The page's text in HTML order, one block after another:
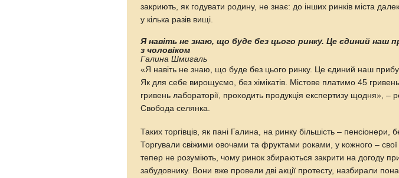
закриють, як годувати родину, не знає: до інших ринків міста
у кілька разів вищі.
Я навіть не знаю, що буде без цього ринку. Це єдиний наш
з чоловіком
Галина Шмигаль
«Я навіть не знаю, що буде без цього ринку. Це єдиний наш
Як для себе вирощуємо, без хімікатів. Містове платимо 45 гривень
гривень лабораторії, проходить продукція експертизу щодня», –
Свобода селянка.
Таких торгівців, як пані Галина, на ринку більшість – пенсіонери,
Торгували свіжими овочами та фруктами роками, у кожного – свої
тепер не розуміють, чому ринок збираються закрити на догоду
забудовнику. Вони вже провели дві акції протесту, назбирали